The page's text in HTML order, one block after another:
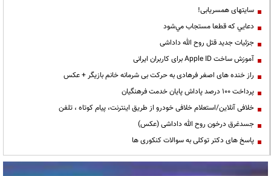
سایتهای همسریابی!
دعايي كه قطعا مستجاب مي‌شود
جزئیات جدید قتل روح الله داداشی
آموزش ساخت Apple ID برای کاربران ایرانی
راز خنده های اصغر فرهادی به حرکت بی شرمانه خانم بازیگر + عکس
پرداخت ۱۰۰ درصد پاداش پایان خدمت فرهنگیان
خلافی آنلاین/استعلام خلافی خودرو از طریق اینترنت، پیام کوتاه ، تلفن
جسدغرق درخون روح الله داداشی (عکس)
پاسخ های دکتر توکلی به سوالات کنکوری ها